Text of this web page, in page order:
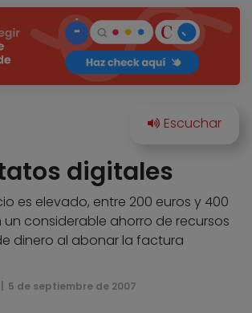
digitales
es elevado, entre 200 euros y 400
un considerable ahorro de recursos
dinero al abonar la factura
5 de septiembre de 2007